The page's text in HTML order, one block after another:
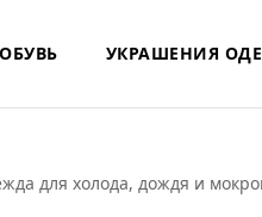
УКРАШЕНИЯ
для холода, дождя и